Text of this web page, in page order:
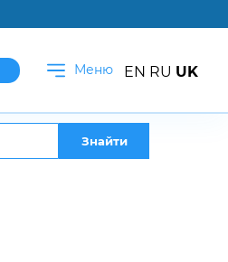
Меню
Знайти
EN RU UK